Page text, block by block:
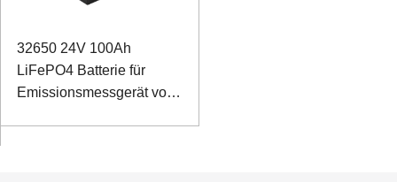
32650 24V 100Ah
LiFePO4 Batterie für
Emissionsmessgerät von